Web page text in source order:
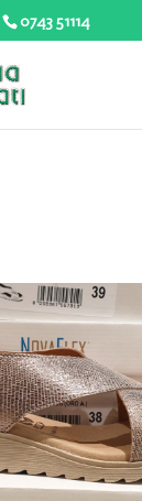
0743 51114